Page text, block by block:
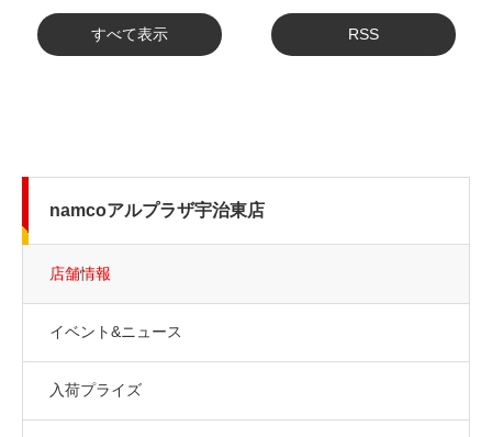
すべて表示 RSS
namcoアルプラザ宇治東店
店舗情報
イベント&ニュース
入荷プライズ